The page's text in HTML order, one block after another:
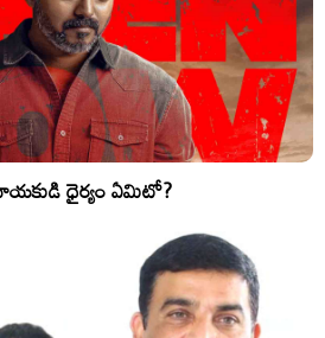
ధైర్యం ఏమిటో?